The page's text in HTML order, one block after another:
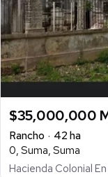
$35,000,000
Rancho
42 ha
0, Suma, Suma
Hacienda Colonial